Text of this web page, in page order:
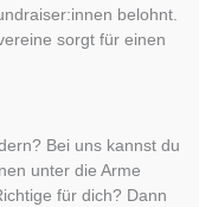
belohnt.
sorgt für einen
Bei uns kannst du
unter die Arme
für dich? Dann